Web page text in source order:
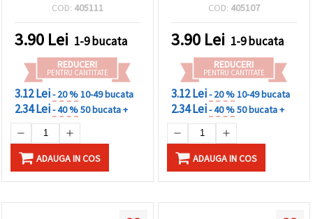
COD: 405111
3.90 Lei 1-9 bucata
REDUCERI
PENTRU CANTITATE
3.12 Lei- 20 %10-49 bucata
2.34 Lei- 40 %50 bucata +
ADAUGA IN COS
COD: 405107
3.90 Lei 1-9 bucata
REDUCERI
PENTRU CANTITATE
3.12 Lei- 20 %10-49 bucata
2.34 Lei- 40 %50 bucata +
ADAUGA IN COS